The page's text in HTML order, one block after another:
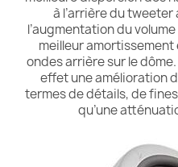
à l’arrière du
l’augmentation du
meilleur
ondes arrière sur le
effet une amélioration
termes de détails, de
qu’une